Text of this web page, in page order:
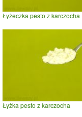
Łyżeczka pesto z karczocha
Łyżka pesto z karczocha